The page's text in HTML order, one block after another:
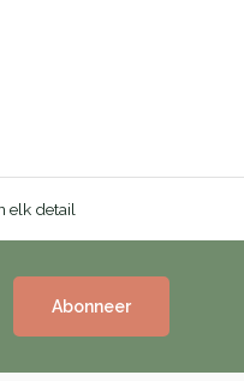
elk detail
Abonneer